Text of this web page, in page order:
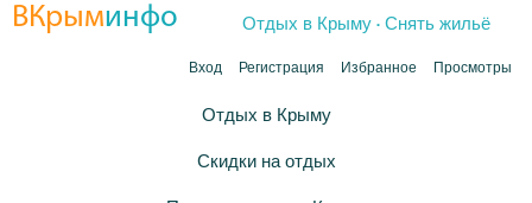
ВКрыминфо Отдых в Крыму .Снять жильё
Вход Регистрация Избранное Просмотры
Отдых в Крыму
Скидки на отдых